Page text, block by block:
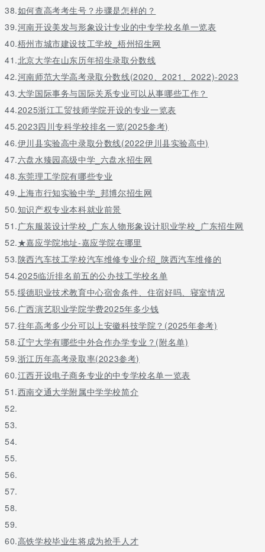
38.如何查高考考生号？步骤是怎样的？
39.河南开设美发与形象设计专业的中专学校名单一览表
40.梧州市城市建设技工学校_梧州招生网
41.北京大学在山东历年招生录取分数线
42.河南师范大学高考录取分数线(2020、2021、2022)-2023
43.大学国际事务与国际关系专业可以从事哪些工作？
44.2025浙江工贸技师学院开设的专业一览表
45.2023四川专科学校排名一览(2025参考)
46.伊川县实验高中录取分数线(2022伊川县实验高中)
47.六盘水臻园高级中学_六盘水招生网
48.东莞理工学院有哪些专业
49.上海市行知实验中学_邦博尔招生网
50.知识产权专业本科就业前景
51.广东服装设计学校_广东人物形象设计职业学校_广东招生网
52.★嘉应学院地址-嘉应学院在哪里
53.陕西汽车技工学校汽车维修专业介绍_陕西汽车维修的
54.2025临沂排名前五的公办技工学校名单
55.绥德职业技术教育中心宿舍条件、住宿好吗、寝室情况
56.广西演艺职业学院学费2025年多少钱
57.往年高考多少分可以上安徽科技学院？(2025年参考)
58.辽宁大学有哪些中外合作办学专业？(附名单)
59.浙江历年高考录取率(2023参考)
60.江西开设电子商务专业的中专学校名单一览表
51.西南交通大学附属中学学校简介
52.
53.
54.
55.
56.
57.
58.
59.
60.高铁学校毕业生将成为抢手人才